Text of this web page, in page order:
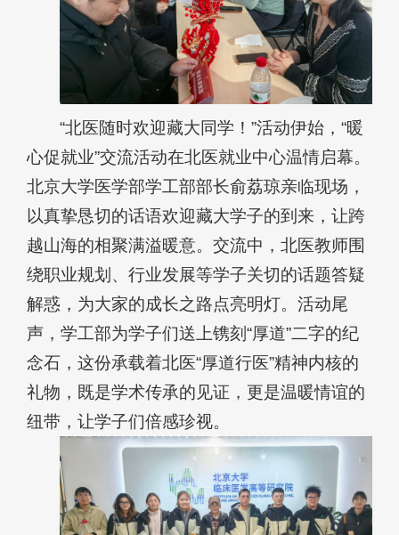
“北医随时欢迎藏大同学！”活动伊始，“暖
心促就业”交流活动在北医就业中心温情启幕。
北京大学医学部学工部部长俞荔琼亲临现场，
以真挚恳切的话语欢迎藏大学子的到来，让跨
越山海的相聚满溢暖意。交流中，北医教师围
绕职业规划、行业发展等学子关切的话题答疑
解惑，为大家的成长之路点亮明灯。活动尾
声，学工部为学子们送上镌刻“厚道”二字的纪
念石，这份承载着北医“厚道行医”精神内核的
礼物，既是学术传承的见证，更是温暖情谊的
纽带，让学子们倍感珍视。